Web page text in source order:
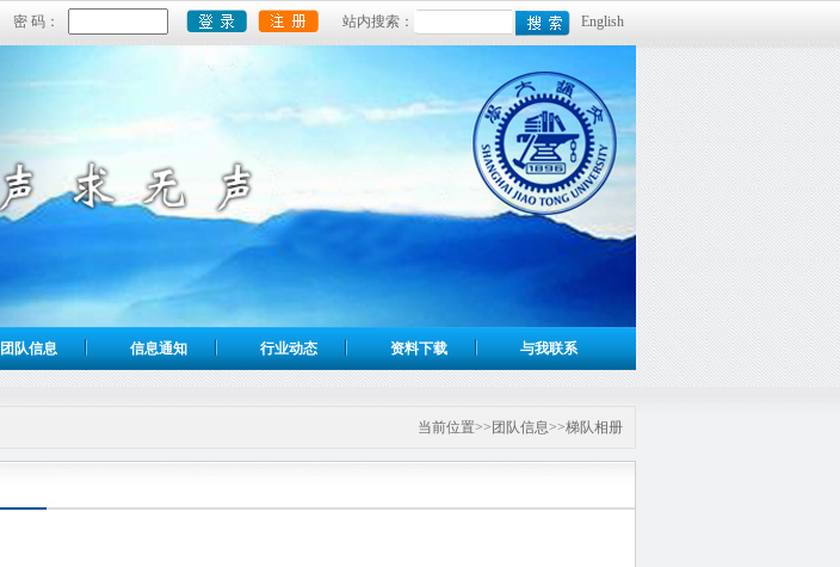
密 码： 站内搜索： English
团队信息 信息通知 行业动态 资料下载 与我联系
当前位置>>团队信息>>梯队相册